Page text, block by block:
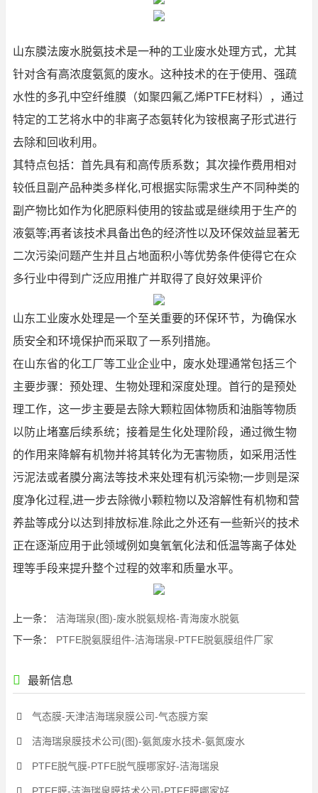
山东膜法废水脱氨技术是一种的工业废水处理方式，尤其
针对含有高浓度氨氮的废水。这种技术的在于使用、强疏
水性的多孔中空纤维膜（如聚四氟乙烯PTFE材料），通过
特定的工艺将水中的非离子态氨转化为铵根离子形式进行
去除和回收利用。
其特点包括：首先具有和高传质系数；其次操作费用相对
较低且副产品种类多样化,可根据实际需求生产不同种类的
副产物比如作为化肥原料使用的铵盐或是继续用于生产的
液氨等;再者该技术具备出色的经济性以及环保效益显著无
二次污染问题产生并且占地面积小等优势条件使得它在众
多行业中得到广泛应用推广并取得了良好效果评价
山东工业废水处理是一个至关重要的环保环节，为确保水
质安全和环境保护而采取了一系列措施。
在山东省的化工厂等工业企业中，废水处理通常包括三个
主要步骤：预处理、生物处理和深度处理。首行的是预处
理工作，这一步主要是去除大颗粒固体物质和油脂等物质
以防止堵塞后续系统；接着是生化处理阶段，通过微生物
的作用来降解有机物并将其转化为无害物质，如采用活性
污泥法或者膜分离法等技术来处理有机污染物;一步则是深
度净化过程,进一步去除微小颗粒物以及溶解性有机物和营
养盐等成分以达到排放标准.除此之外还有一些新兴的技术
正在逐渐应用于此领域例如臭氧氧化法和低温等离子体处
理等手段来提升整个过程的效率和质量水平。
上一条：
洁海瑞泉(图)-废水脱氨规格-青海废水脱氨
下一条：
PTFE脱氨膜组件-洁海瑞泉-PTFE脱氨膜组件厂家
最新信息
气态膜-天津洁海瑞泉膜公司-气态膜方案
洁海瑞泉膜技术公司(图)-氨氮废水技术-氨氮废水
PTFE脱气膜-PTFE脱气膜哪家好-洁海瑞泉
PTFE膜-洁海瑞泉膜技术公司-PTFE膜哪家好